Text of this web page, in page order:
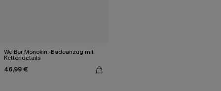
Weißer Monokini-Badeanzug mit
Kettendetails
46,99 €